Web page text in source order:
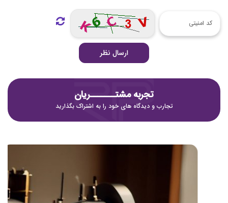
ارسال نظر
تجربه مشتـــــــریان
تجارب و دیدگاه های خود را به اشتراک بگذارید